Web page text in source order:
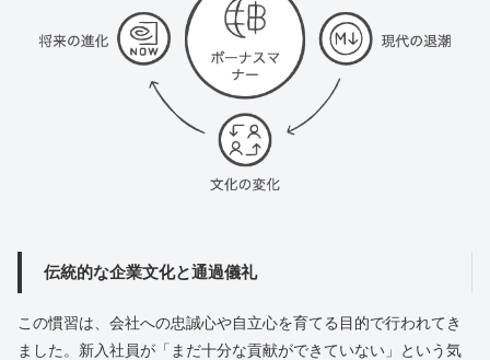
伝統的な企業文化と通過儀礼
この慣習は、会社への忠誠心や自立心を育てる目的で行われてき
ました。新入社員が「まだ十分な貢献ができていない」という気